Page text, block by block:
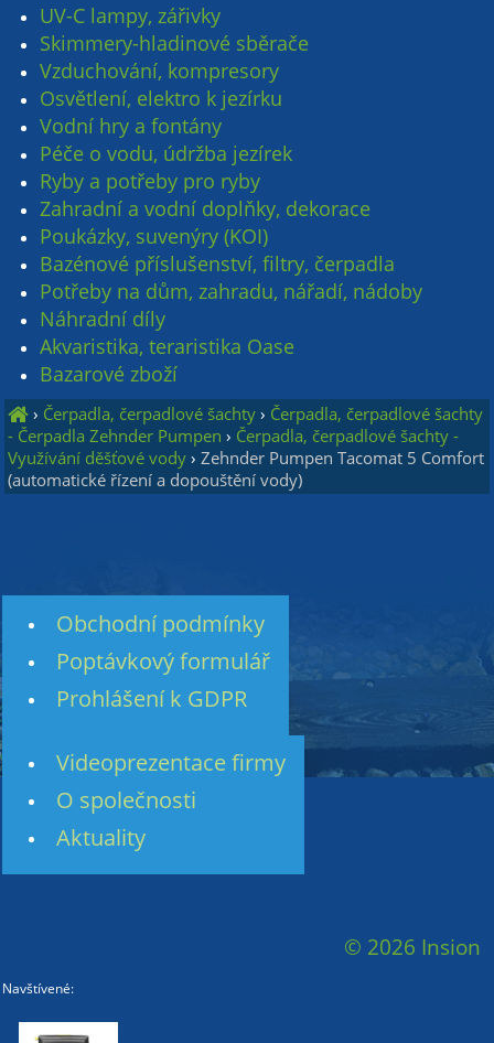
UV-C lampy, zářivky
Skimmery-hladinové sběrače
Vzduchování, kompresory
Osvětlení, elektro k jezírku
Vodní hry a fontány
Péče o vodu, údržba jezírek
Ryby a potřeby pro ryby
Zahradní a vodní doplňky, dekorace
Poukázky, suvenýry (KOI)
Bazénové příslušenství, filtry, čerpadla
Potřeby na dům, zahradu, nářadí, nádoby
Náhradní díly
Akvaristika, teraristika Oase
Bazarové zboží
› Čerpadla, čerpadlové šachty › Čerpadla, čerpadlové šachty
- Čerpadla Zehnder Pumpen › Čerpadla, čerpadlové šachty -
Využívání děšťové vody ›Zehnder Pumpen Tacomat 5 Comfort
(automatické řízení a dopouštění vody)
Obchodní podmínky
Poptávkový formulář
Prohlášení k GDPR
Videoprezentace firmy
O společnosti
Aktuality
© 2026 Insion
Navštívené: